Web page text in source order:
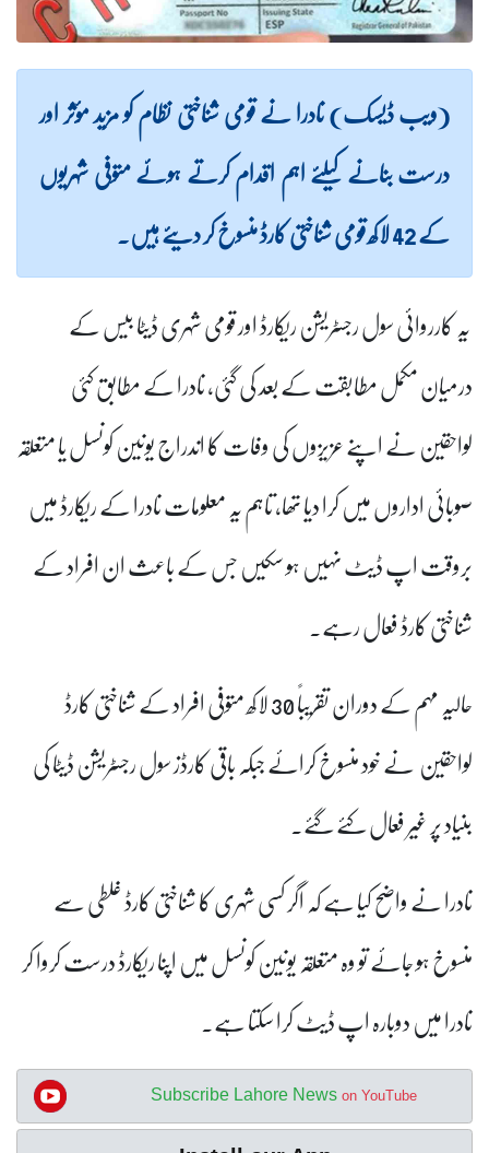
(ویب ڈیسک) نادرا نے قومی شناختی نظام کو مزید مؤثر اور
درست بنانے کیلئے اہم اقدام کرتے ہوئے متوفی شہریوں
کے 42 لاکھ قومی شناختی کارڈ منسوخ کر دیئے ہیں۔
یہ کارروائی سول رجسٹریشن ریکارڈ اور قومی شہری ڈیٹا بیس کے
درمیان مکمل مطابقت کے بعد کی گئی، نادرا کے مطابق کئی
لواحقین نے اپنے عزیزوں کی وفات کا اندراج یونین کونسل یا متعلقہ
صوبائی اداروں میں کرا دیا تھا، تاہم یہ معلومات نادرا کے ریکارڈ میں
بروقت اپ ڈیٹ نہیں ہو سکیں جس کے باعث ان افراد کے
شناختی کارڈ فعال رہے۔
حالیہ مہم کے دوران تقریباً 30 لاکھ متوفی افراد کے شناختی کارڈ
لواحقین نے خود منسوخ کرائے جبکہ باقی کارڈز سول رجسٹریشن ڈیٹا کی
بنیاد پر غیر فعال کئے گئے۔
نادرا نے واضح کیا ہے کہ اگر کسی شہری کا شناختی کارڈ غلطی سے
منسوخ ہو جائے تو وہ متعلقہ یونین کونسل میں اپنا ریکارڈ درست کروا کر
نادرا میں دوبارہ اپ ڈیٹ کرا سکتا ہے۔
Subscribe Lahore News on YouTube